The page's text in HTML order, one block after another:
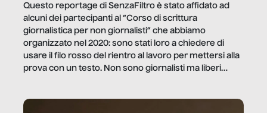
Questo reportage di SenzaFiltro è stato affidato ad
alcuni dei partecipanti al “Corso di scrittura
giornalistica per non giornalisti” che abbiamo
organizzato nel 2020: sono stati loro a chiedere di
usare il filo rosso del rientro al lavoro per mettersi alla
prova con un testo. Non sono giornalisti ma liberi